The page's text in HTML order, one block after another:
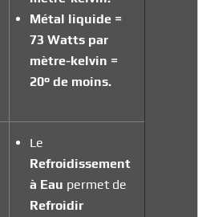
Métal liquide =
73 Watts par
mètre-kelvin =
20° de moins.
Le
Refroidissement
à Eau permet de
Refroidir